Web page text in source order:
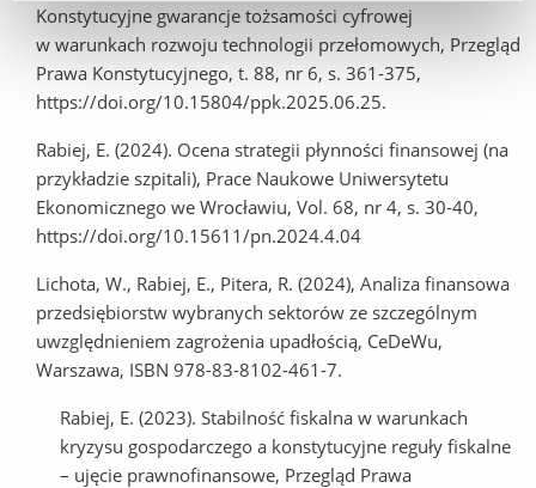
Konstytucyjne gwarancje tożsamości cyfrowej
w warunkach rozwoju technologii przełomowych, Przegląd
Prawa Konstytucyjnego, t. 88, nr 6, s. 361-375,
https://doi.org/10.15804/ppk.2025.06.25.
Rabiej, E. (2024). Ocena strategii płynności finansowej (na
przykładzie szpitali), Prace Naukowe Uniwersytetu
Ekonomicznego we Wrocławiu, Vol. 68, nr 4, s. 30-40,
https://doi.org/10.15611/pn.2024.4.04
Lichota, W., Rabiej, E., Pitera, R. (2024), Analiza finansowa
przedsiębiorstw wybranych sektorów ze szczególnym
uwzględnieniem zagrożenia upadłością, CeDeWu,
Warszawa, ISBN 978-83-8102-461-7.
Rabiej, E. (2023). Stabilność fiskalna w warunkach
kryzysu gospodarczego a konstytucyjne reguły fiskalne
– ujęcie prawnofinansowe, Przegląd Prawa